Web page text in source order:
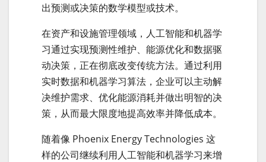
出预测或决策的数学模型或技术。
在资产和设施管理领域，人工智能和机器学
习通过实现预测性维护、能源优化和数据驱
动决策，正在彻底改变传统方法。通过利用
实时数据和机器学习算法，企业可以主动解
决维护需求、优化能源消耗并做出明智的决
策，从而最大限度地提高效率并降低成本。
随着像 Phoenix Energy Technologies 这
样的公司继续利用人工智能和机器学习来增